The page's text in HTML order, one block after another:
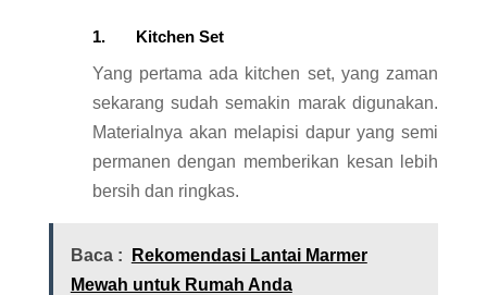
1. Kitchen Set
Yang pertama ada kitchen set, yang zaman
sekarang sudah semakin marak digunakan.
Materialnya akan melapisi dapur yang semi
permanen dengan memberikan kesan lebih
bersih dan ringkas.
Baca :
Rekomendasi Lantai Marmer
Mewah untuk Rumah Anda